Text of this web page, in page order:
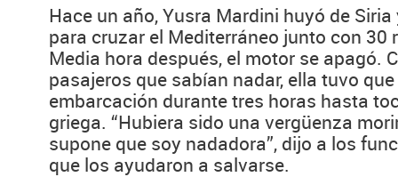
Hace un año, Yusra Mardini huyó de
para cruzar el Mediterráneo junto con 30
Media hora después, el motor se apagó.
pasajeros que sabían nadar, ella tuvo
embarcación durante tres horas hasta
griega. “Hubiera sido una vergüenza
supone que soy nadadora”, dijo a los
que los ayudaron a salvarse.